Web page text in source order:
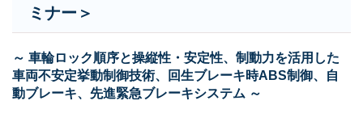
ミナー＞
～ 車輪ロック順序と操縦性・安定性、制動力を活用した
車両不安定挙動制御技術、回生ブレーキ時ABS制御、自
動ブレーキ、先進緊急ブレーキシステム ～